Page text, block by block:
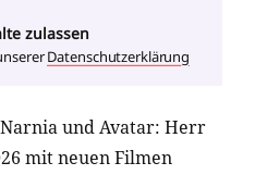
zulassen
Datenschutzerklärung
und Avatar: Herr
mit neuen Filmen